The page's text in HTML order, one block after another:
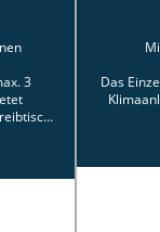
3
Das